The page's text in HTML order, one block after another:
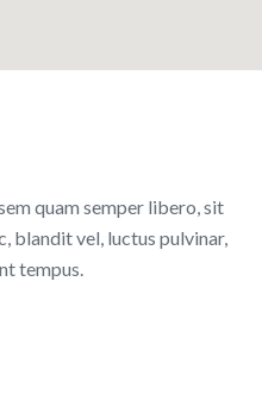
quam semper libero, sit
blandit vel, luctus pulvinar,
tempus.